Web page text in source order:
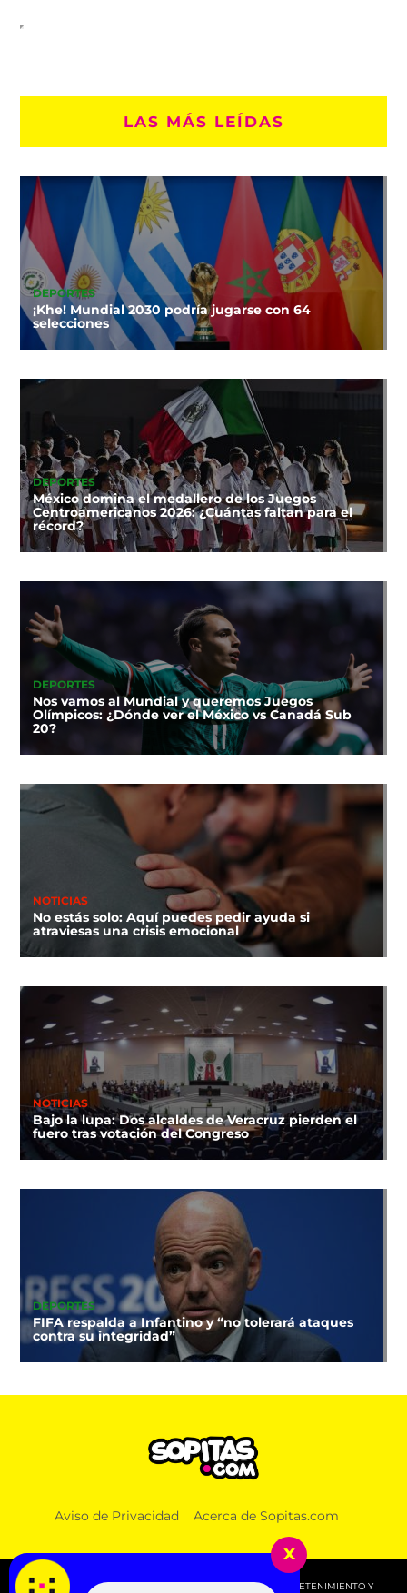
LAS MÁS LEÍDAS
DEPORTES
¡Khe! Mundial 2030 podría jugarse con 64
selecciones
DEPORTES
México domina el medallero de los Juegos
Centroamericanos 2026: ¿Cuántas faltan para el
récord?
DEPORTES
Nos vamos al Mundial y queremos Juegos
Olímpicos: ¿Dónde ver el México vs Canadá Sub
20?
NOTICIAS
No estás solo: Aquí puedes pedir ayuda si
atraviesas una crisis emocional
NOTICIAS
Bajo la lupa: Dos alcaldes de Veracruz pierden el
fuero tras votación del Congreso
DEPORTES
FIFA respalda a Infantino y “no tolerará ataques
contra su integridad”
Aviso de Privacidad Acerca de Sopitas.com
© 2026 SOPITAS.COM - MÚSICA, NOTICIAS, DEPORTES, ENTRETENIMIENTO Y
x